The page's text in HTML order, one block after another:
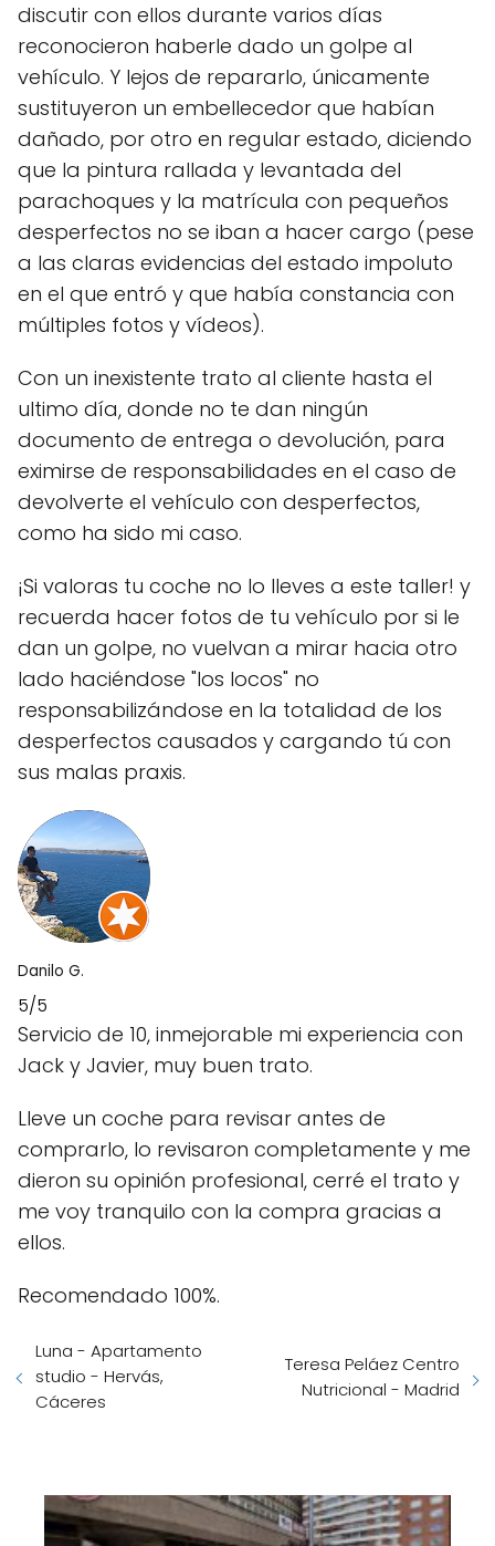
discutir con ellos durante varios días
reconocieron haberle dado un golpe al
vehículo. Y lejos de repararlo, únicamente
sustituyeron un embellecedor que habían
dañado, por otro en regular estado, diciendo
que la pintura rallada y levantada del
parachoques y la matrícula con pequeños
desperfectos no se iban a hacer cargo (pese
a las claras evidencias del estado impoluto
en el que entró y que había constancia con
múltiples fotos y vídeos).
Con un inexistente trato al cliente hasta el
ultimo día, donde no te dan ningún
documento de entrega o devolución, para
eximirse de responsabilidades en el caso de
devolverte el vehículo con desperfectos,
como ha sido mi caso.
¡Si valoras tu coche no lo lleves a este taller! y
recuerda hacer fotos de tu vehículo por si le
dan un golpe, no vuelvan a mirar hacia otro
lado haciéndose "los locos" no
responsabilizándose en la totalidad de los
desperfectos causados y cargando tú con
sus malas praxis.
Danilo G.
5/5
Servicio de 10, inmejorable mi experiencia con
Jack y Javier, muy buen trato.
Lleve un coche para revisar antes de
comprarlo, lo revisaron completamente y me
dieron su opinión profesional, cerré el trato y
me voy tranquilo con la compra gracias a
ellos.
Recomendado 100%.
Luna - Apartamento
studio - Hervás,
Cáceres
Teresa Peláez Centro
Nutricional - Madrid